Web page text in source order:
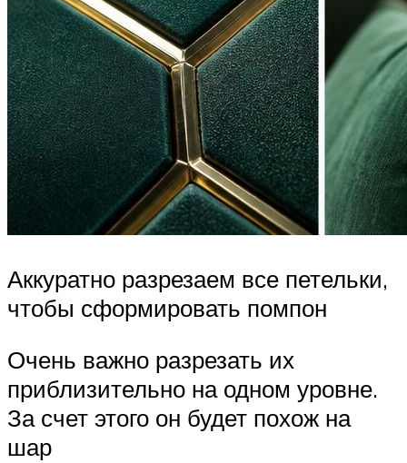
Аккуратно разрезаем все петельки,
чтобы сформировать помпон
Очень важно разрезать их
приблизительно на одном уровне.
За счет этого он будет похож на
шар